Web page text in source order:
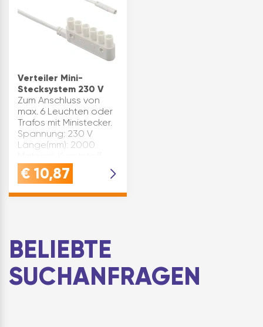
Verteiler Mini-
Stecksystem 230 V
Zum Anschluss von
max. 6 Leuchten oder
Trafos mit Ministecker.
Spannung: 230 V
Länge(mm): 2000
Ausstattung:
Anschlussleitung mit
Mini-Buchsen
€ 10,87
BELIEBTE
SUCHANFRAGEN